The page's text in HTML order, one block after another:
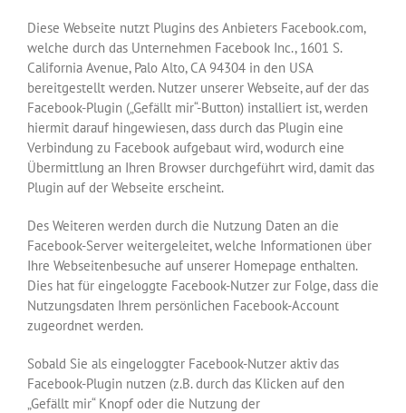
Diese Webseite nutzt Plugins des Anbieters Facebook.com,
welche durch das Unternehmen Facebook Inc., 1601 S.
California Avenue, Palo Alto, CA 94304 in den USA
bereitgestellt werden. Nutzer unserer Webseite, auf der das
Facebook-Plugin („Gefällt mir“-Button) installiert ist, werden
hiermit darauf hingewiesen, dass durch das Plugin eine
Verbindung zu Facebook aufgebaut wird, wodurch eine
Übermittlung an Ihren Browser durchgeführt wird, damit das
Plugin auf der Webseite erscheint.
Des Weiteren werden durch die Nutzung Daten an die
Facebook-Server weitergeleitet, welche Informationen über
Ihre Webseitenbesuche auf unserer Homepage enthalten.
Dies hat für eingeloggte Facebook-Nutzer zur Folge, dass die
Nutzungsdaten Ihrem persönlichen Facebook-Account
zugeordnet werden.
Sobald Sie als eingeloggter Facebook-Nutzer aktiv das
Facebook-Plugin nutzen (z.B. durch das Klicken auf den
„Gefällt mir“ Knopf oder die Nutzung der